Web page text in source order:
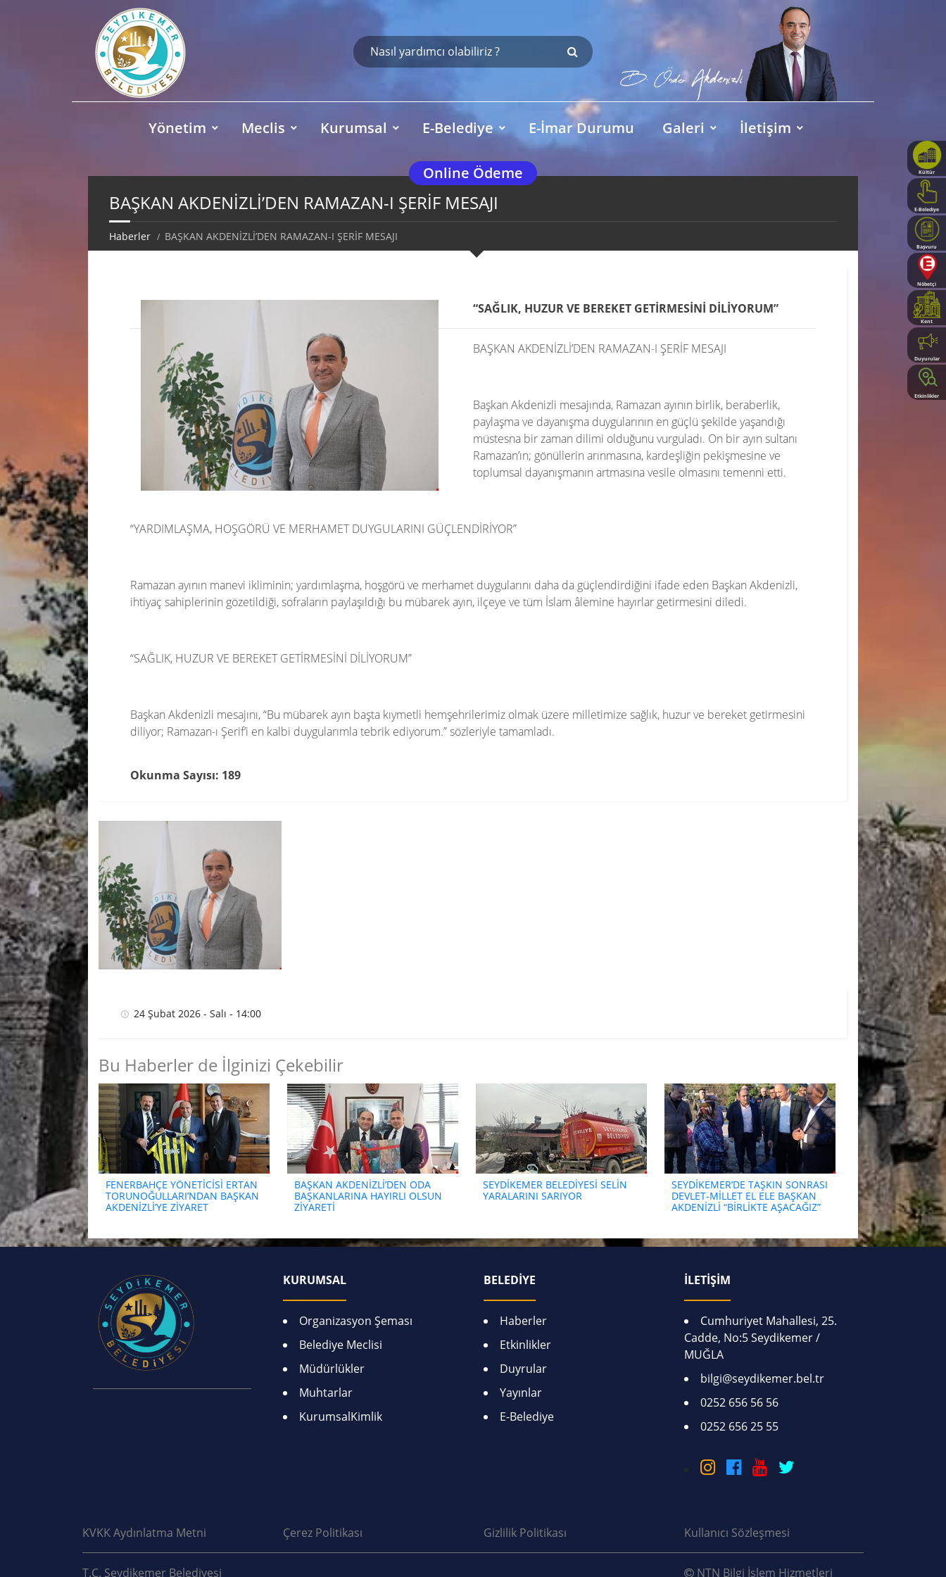
Yönetim Meclis Kurumsal E-Belediye E-İmar Durumu Galeri İletişim
Online Ödeme
Kültür
Haritası
E-Belediye
Başvuru
Rehberi
Nöbetçi
Eczaneler
Kent
Rehberi
Duyurular
Etkinlikler
BAŞKAN AKDENİZLİ’DEN RAMAZAN-I ŞERİF MESAJI
Haberler BAŞKAN AKDENİZLİ’DEN RAMAZAN-I ŞERİF MESAJI
“SAĞLIK, HUZUR VE BEREKET GETİRMESİNİ DİLİYORUM”
BAŞKAN AKDENİZLİ’DEN RAMAZAN-I ŞERİF MESAJI
Başkan Akdenizli mesajında, Ramazan ayının birlik, beraberlik,
paylaşma ve dayanışma duygularının en güçlü şekilde yaşandığı
müstesna bir zaman dilimi olduğunu vurguladı. On bir ayın sultanı
Ramazan’ın; gönüllerin arınmasına, kardeşliğin pekişmesine ve
toplumsal dayanışmanın artmasına vesile olmasını temenni etti.
“YARDIMLAŞMA, HOŞGÖRÜ VE MERHAMET DUYGULARINI GÜÇLENDİRİYOR”
Ramazan ayının manevi ikliminin; yardımlaşma, hoşgörü ve merhamet duygularını daha da güçlendirdiğini ifade eden Başkan Akdenizli,
ihtiyaç sahiplerinin gözetildiği, sofraların paylaşıldığı bu mübarek ayın, ilçeye ve tüm İslam âlemine hayırlar getirmesini diledi.
“SAĞLIK, HUZUR VE BEREKET GETİRMESİNİ DİLİYORUM”
Başkan Akdenizli mesajını, “Bu mübarek ayın başta kıymetli hemşehrilerimiz olmak üzere milletimize sağlık, huzur ve bereket getirmesini
diliyor; Ramazan-ı Şerif’i en kalbi duygularımla tebrik ediyorum.” sözleriyle tamamladı.
Okunma Sayısı: 189
24 Şubat 2026 - Salı - 14:00
Bu Haberler de İlginizi Çekebilir
FENERBAHÇE YÖNETİCİSİ ERTAN
TORUNOĞULLARI’NDAN BAŞKAN
AKDENİZLİ’YE ZİYARET
BAŞKAN AKDENİZLİ’DEN ODA
BAŞKANLARINA HAYIRLI OLSUN
ZİYARETİ
SEYDİKEMER BELEDİYESİ SELİN
YARALARINI SARIYOR
SEYDİKEMER’DE TAŞKIN SONRASI
DEVLET-MİLLET EL ELE BAŞKAN
AKDENİZLİ “BİRLİKTE AŞACAĞIZ”
KURUMSAL
Organizasyon Şeması
Belediye Meclisi
Müdürlükler
Muhtarlar
KurumsalKimlik
BELEDİYE
Haberler
Etkinlikler
Duyrular
Yayınlar
E-Belediye
İLETİŞİM
Cumhuriyet Mahallesi, 25.
Cadde, No:5 Seydikemer /
MUĞLA
bilgi@seydikemer.bel.tr
0252 656 56 56
0252 656 25 55
KVKK Aydınlatma Metni Çerez Politikası Gizlilik Politikası Kullanıcı Sözleşmesi
T.C. Seydikemer Belediyesi NTN Bilgi İşlem Hizmetleri